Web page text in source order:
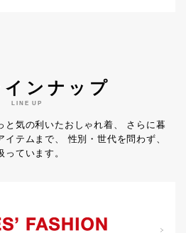
インナップ
LINE UP
気の利いたおしゃれ着、
さらに暮
テムまで、
性別・世代を問わず、
ています。